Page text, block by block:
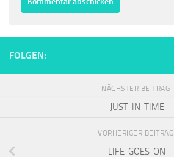
FOLGEN:
NÄCHSTER BEITRAG
JUST IN TIME
VORHERIGER BEITRAG
LIFE GOES ON